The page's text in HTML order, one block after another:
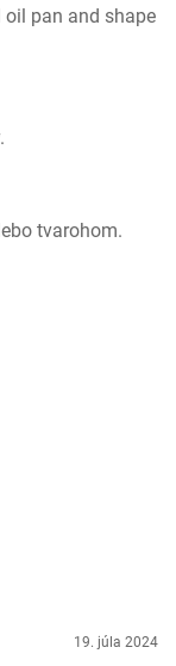
pan and shape
tvarohom.
19. júla 2024